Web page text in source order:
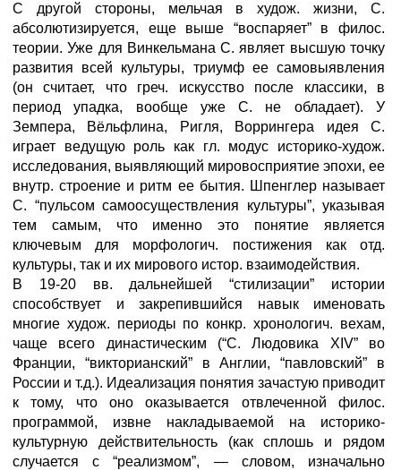
С другой стороны, мельчая в худож. жизни, С.
абсолютизируется, еще выше “воспаряет” в филос.
теории. Уже для Винкельмана С. являет высшую точку
развития всей культуры, триумф ее самовыявления
(он считает, что греч. искусство после классики, в
период упадка, вообще уже С. не обладает). У
Земпера, Вёльфлина, Ригля, Воррингера идея С.
играет ведущую роль как гл. модус историко-худож.
исследования, выявляющий мировосприятие эпохи, ее
внутр. строение и ритм ее бытия. Шпенглер называет
С. “пульсом самоосуществления культуры”, указывая
тем самым, что именно это понятие является
ключевым для морфологич. постижения как отд.
культуры, так и их мирового истор. взаимодействия.
В 19-20 вв. дальнейшей “стилизации” истории
способствует и закрепившийся навык именовать
многие худож. периоды по конкр. хронологич. вехам,
чаще всего династическим (“С. Людовика XIV” во
Франции, “викторианский” в Англии, “павловский” в
России и т.д.). Идеализация понятия зачастую приводит
к тому, что оно оказывается отвлеченной филос.
программой, извне накладываемой на историко-
культурную действительность (как сплошь и рядом
случается с “реализмом”, — словом, изначально